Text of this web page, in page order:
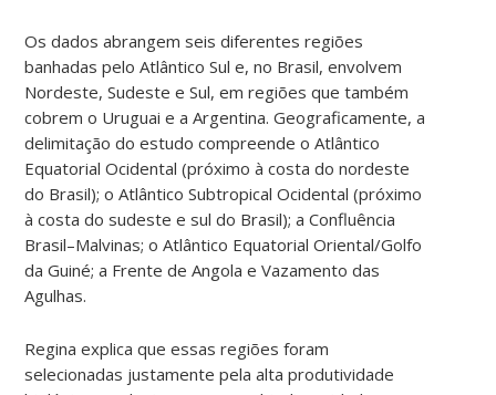
Os dados abrangem seis diferentes regiões
banhadas pelo Atlântico Sul e, no Brasil, envolvem
Nordeste, Sudeste e Sul, em regiões que também
cobrem o Uruguai e a Argentina. Geograficamente, a
delimitação do estudo compreende o Atlântico
Equatorial Ocidental (próximo à costa do nordeste
do Brasil); o Atlântico Subtropical Ocidental (próximo
à costa do sudeste e sul do Brasil); a Confluência
Brasil–Malvinas; o Atlântico Equatorial Oriental/Golfo
da Guiné; a Frente de Angola e Vazamento das
Agulhas.
Regina explica que essas regiões foram
selecionadas justamente pela alta produtividade